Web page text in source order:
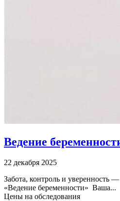
Ведение
22 декабря 2025
Забота, контроль и уверенность
«Ведение беременности» Ваша...
Цены на обследования